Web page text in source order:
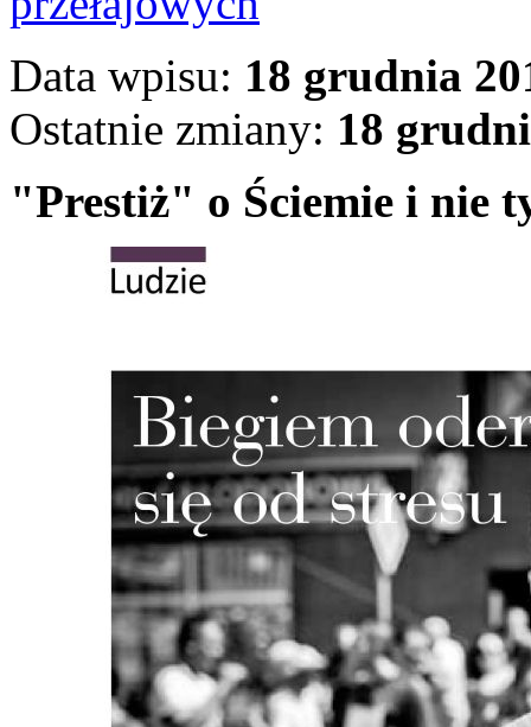
Data wpisu: 18 grudnia
Ostatnie zmiany: 18
"Prestiż" o Ściemie i nie